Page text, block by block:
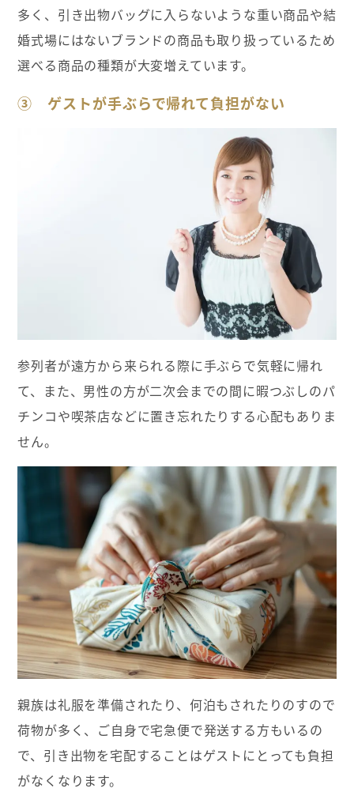
多く、引き出物バッグに入らないような重い商品や結
婚式場にはないブランドの商品も取り扱っているため
選べる商品の種類が大変増えています。
③ ゲストが手ぶらで帰れて負担がない
参列者が遠方から来られる際に手ぶらで気軽に帰れ
て、また、男性の方が二次会までの間に暇つぶしのパ
チンコや喫茶店などに置き忘れたりする心配もありま
せん。
親族は礼服を準備されたり、何泊もされたりのすので
荷物が多く、ご自身で宅急便で発送する方もいるの
で、引き出物を宅配することはゲストにとっても負担
がなくなります。